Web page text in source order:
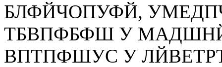
БЛФЙЧОПУФЙ,
ТБВПФБФШ У
ВПТПФШУС У